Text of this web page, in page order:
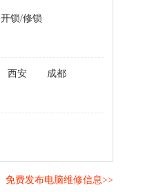
开锁/修锁
西安 成都
免费发布电脑维修信息>>